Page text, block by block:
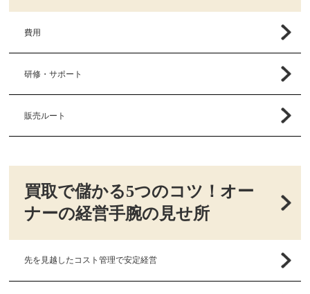
費用
研修・サポート
販売ルート
買取で儲かる5つのコツ！オー
ナーの経営手腕の見せ所
先を見越したコスト管理で安定経営